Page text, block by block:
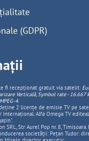
(GDPR)
fi recepționat gratuit via satelit:
Verticală, Symbol rate - 16.667
4.
2 licențe de emisie TV pe
Internațional. Alfa Omega TV
SRL, Str Aurel Pop nr. 8,
societății: Pețan Tudor: